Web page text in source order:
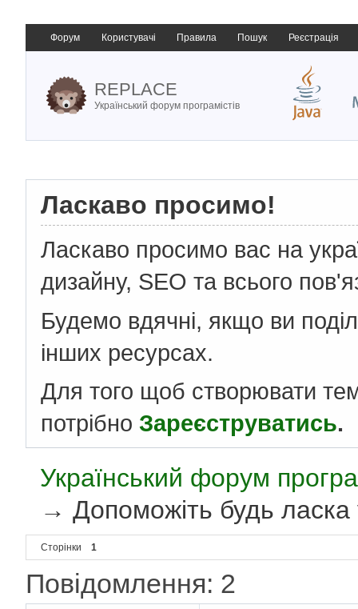
Форум Користувачі Правила Пошук Реєстрація
REPLACE
Український форум програмістів
Ласкаво просимо!
Ласкаво просимо вас на
дизайну, SEO та всього
Будемо вдячні, якщо ви
інших ресурсах.
Для того щоб створювати
потрібно Зареєструватись.
Український форум
→Допоможіть будь ласка
Сторінки 1
Повідомлення: 2